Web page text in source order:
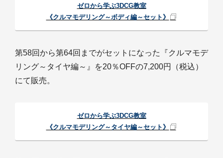
ゼロから学ぶ3DCG教室
《クルマモデリング～ボディ編～セット》
第58回から第64回までがセットになった『クルマモデ
リング～タイヤ編～』を20％OFFの7,200円（税込）
にて販売。
ゼロから学ぶ3DCG教室
《クルマモデリング～タイヤ編～セット》